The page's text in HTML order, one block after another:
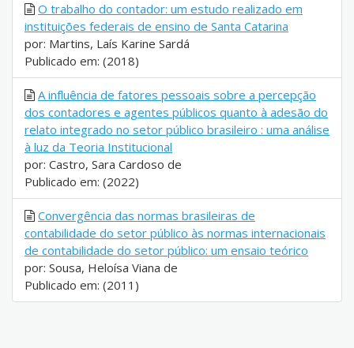
O trabalho do contador: um estudo realizado em
instituições federais de ensino de Santa Catarina
por: Martins, Laís Karine Sardá
Publicado em: (2018)
A influência de fatores pessoais sobre a percepção
dos contadores e agentes públicos quanto à adesão do
relato integrado no setor público brasileiro : uma análise
à luz da Teoria Institucional
por: Castro, Sara Cardoso de
Publicado em: (2022)
Convergência das normas brasileiras de
contabilidade do setor público às normas internacionais
de contabilidade do setor público: um ensaio teórico
por: Sousa, Heloísa Viana de
Publicado em: (2011)